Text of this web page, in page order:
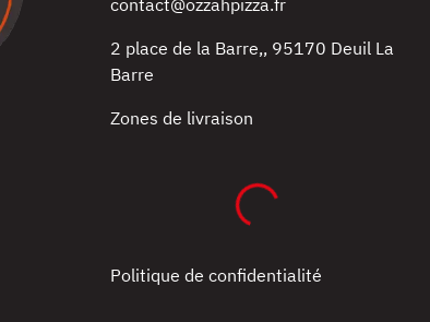
contact@ozzahpizza.fr
2 place de la Barre,, 95170 Deuil La
Barre
Zones de livraison
Politique de confidentialité